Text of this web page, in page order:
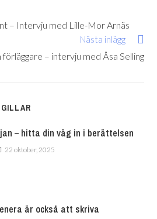
– Intervju med Lille-Mor Arnäs
Nästa inlägg
– intervju med Åsa Selling
– hitta din väg in i berättelsen
22 oktober, 2025
är också att skriva